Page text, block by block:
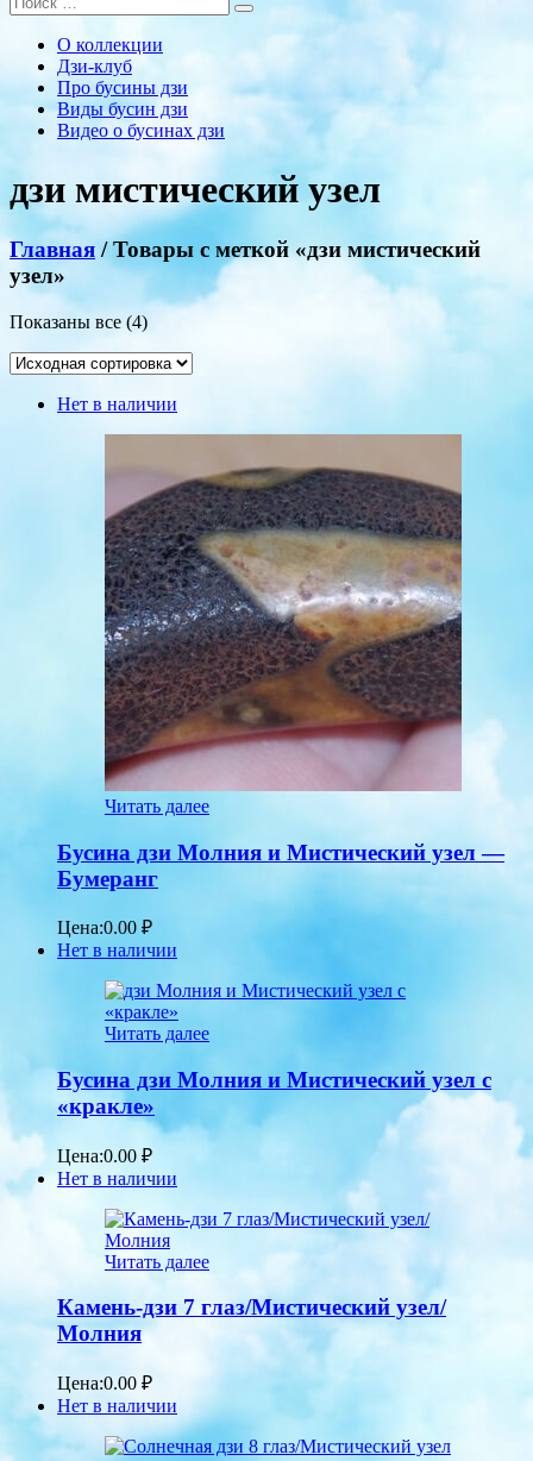
О коллекции
Дзи-клуб
Про бусины дзи
Виды бусин дзи
Видео о бусинах дзи
дзи мистический узел
Главная / Товары с меткой «дзи мистический
узел»
Показаны все (4)
Нет в наличии
Читать далее
Бусина дзи Молния и Мистический узел —
Бумеранг
Цена:0.00 ₽
Нет в наличии
Читать далее
Бусина дзи Молния и Мистический узел с
«кракле»
Цена:0.00 ₽
Нет в наличии
Читать далее
Камень-дзи 7 глаз/Мистический узел/
Молния
Цена:0.00 ₽
Нет в наличии